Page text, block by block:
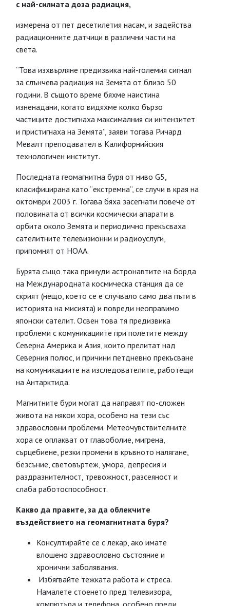
с най-силната доза радиация,
измерена от пет десетилетия насам, и задейства
радиационните датчици в различни части на
света.
“Това изхвърляне предизвика най-големия сигнал
за слънчева радиация на Земята от близо 50
години. В същото време бяхме наистина
изненадани, когато видяхме колко бързо
частиците достигнаха максималния си интензитет
и пристигнаха на Земята”, заяви тогава Ричард
Мевалт преподавател в Калифорнийския
технологичен институт.
Последната геомагнитна буря от ниво G5,
класифицирана като “екстремна”, се случи в края на
октомври 2003 г. Тогава бяха засегнати повече от
половината от всички космически апарати в
орбита около Земята и периодично прекъсваха
сателитните телевизионни и радиоуслуги,
припомнят от НОАА.
Бурята също така принуди астронавтите на борда
на Международната космическа станция да се
скрият (нещо, което се е случвало само два пъти в
историята на мисията) и повреди неоправимо
японски сателит. Освен това тя предизвика
проблеми с комуникациите при полетите между
Северна Америка и Азия, които прелитат над
Северния полюс, и причини петдневно прекъсване
на комуникациите на изследователите, работещи
на Антарктида.
Магнитните бури могат да направят по-сложен
живота на някои хора, особено на тези със
здравословни проблеми. Метеочувствителните
хора се оплакват от главоболие, мигрена,
сърцебиене, резки промени в кръвното налягане,
безсъние, световъртеж, умора, депресия и
раздразнителност, тревожност, разсеяност и
слаба работоспособност.
Какво да правите, за да облекчите
въздействието на геомагнитната буря?
Консултирайте се с лекар, ако имате
влошено здравословно състояние и
хронични заболявания.
Избягвайте тежката работа и стреса.
Намалете стоенето пред телевизора,
компютъра и телефона, особено преди